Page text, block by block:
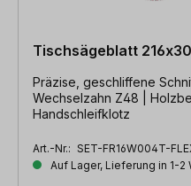
Tischsägeblatt
Präzise, geschliffene
Wechselzahn Z48 |
Handschleifklotz
Art.-Nr.: SET-FR16W004T-
Auf Lager, Lieferung in 1-2